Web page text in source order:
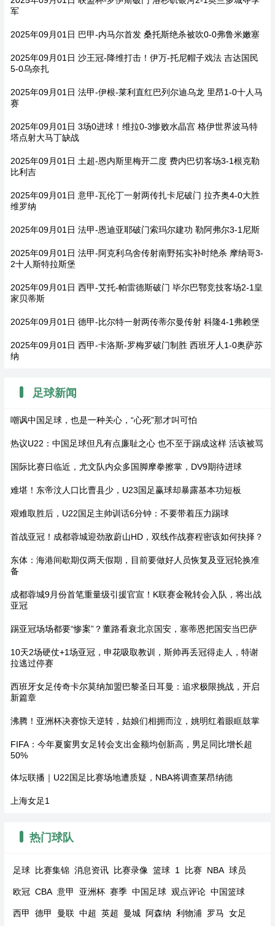
军
2025年09月01日 巴甲-内马尔首发 桑托斯绝杀被吹0-0弗鲁米嫩塞
2025年09月01日 沙王冠-降维打击！伊万-托尼帽子戏法 吉达国民
5-0乌奈扎
2025年09月01日 法甲-伊根-莱利直红巴列尔迪乌龙 里昂1-0十人马
赛
2025年09月01日 3场0进球！维拉0-3惨败水晶宫 格伊世界波马特
塔点射大马丁缺战
2025年09月01日 土超-恩内斯里梅开二度 费内巴切客场3-1根克勒
比利吉
2025年09月01日 意甲-瓦伦丁一射两传扎卡尼破门 拉齐奥4-0大胜
维罗纳
2025年09月01日 法甲-恩迪亚耶破门索玛尔建功 勒阿弗尔3-1尼斯
2025年09月01日 法甲-阿克利乌舍传射南野拓实补时绝杀 摩纳哥3-
2十人斯特拉斯堡
2025年09月01日 西甲-艾托-帕雷德斯破门 毕尔巴鄂竞技客场2-1皇
家贝蒂斯
2025年09月01日 德甲-比尔特一射两传蒂尔曼传射 科隆4-1弗赖堡
2025年09月01日 西甲-卡洛斯-罗梅罗破门制胜 西班牙人1-0奥萨苏
纳
足球新闻
嘲讽中国足球，也是一种关心，“心死”那才叫可怕
热议U22：中国足球但凡有点廉耻之心 也不至于踢成这样 活该被骂
国际比赛日临近，尤文队内众多国脚摩拳擦掌，DV9期待进球
难堪！东帝汶人口比曹县少，U23国足赢球却暴露基本功短板
艰难取胜后，U22国足主帅训话6分钟：不要带着压力踢球
首战亚冠！成都蓉城迎劲敌蔚山HD，双线作战赛程密该如何抉择？
东体：海港间歇期仅两天假期，目前要做好人员恢复及亚冠轮换准
备
成都蓉城9月份首笔重量级引援官宣！K联赛金靴转会入队，将出战
亚冠
踢亚冠场场都要“惨案”？董路看衰北京国安，塞蒂恩把国安当巴萨
10天2场硬仗+1场亚冠，申花吸取教训，斯帅再丢冠得走人，特谢
拉逃过停赛
西班牙女足传奇卡尔莫纳加盟巴黎圣日耳曼：追求极限挑战，开启
新篇章
沸腾！亚洲杯决赛惊天逆转，姑娘们相拥而泣，姚明红着眼眶鼓掌
FIFA：今年夏窗男女足转会支出金额均创新高，男足同比增长超
50%
体坛联播｜U22国足比赛场地遭质疑，NBA将调查莱昂纳德
上海女足1
热门球队
足球 比赛集锦 消息资讯 比赛录像 篮球 1 比赛 NBA 球员
欧冠 CBA 意甲 亚洲杯 赛季 中国足球 观点评论 中国篮球
西甲 德甲 曼联 中超 英超 曼城 阿森纳 利物浦 罗马 女足